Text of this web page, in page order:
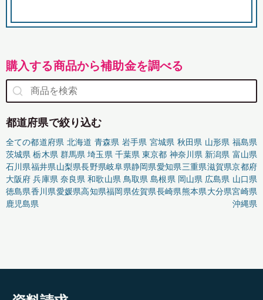
購入する商品から補助金を調べる
都道府県で絞り込む
全ての都道府県 北海道 青森県 岩手県 宮城県 秋田県 山形県 福島県
茨城県 栃木県 群馬県 埼玉県 千葉県 東京都 神奈川県 新潟県 富山県
石川県福井県山梨県長野県岐阜県静岡県愛知県三重県滋賀県京都府
大阪府 兵庫県 奈良県 和歌山県 鳥取県 島根県 岡山県 広島県 山口県
徳島県香川県愛媛県高知県福岡県佐賀県長崎県熊本県大分県宮崎県
鹿児島県
沖縄県